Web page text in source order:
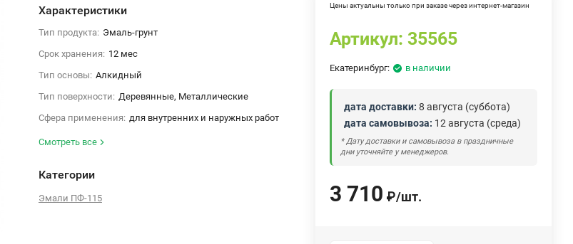
Характеристики
Тип продукта: Эмаль-грунт
Срок хранения: 12 мес
Тип основы: Алкидный
Тип поверхности: Деревянные, Металлические
Сфера применения: для внутренних и наружных работ
Смотреть все
Категории
Эмали ПФ-115
Цены актуальны только при заказе через интернет-магазин
Артикул:35565
Екатеринбург: в наличии
дата доставки: 8 августа (суббота)
дата самовывоза: 12 августа (среда)
* Дату доставки и самовывоза в праздничные
дни уточняйте у менеджеров.
3 710 ₽/шт.